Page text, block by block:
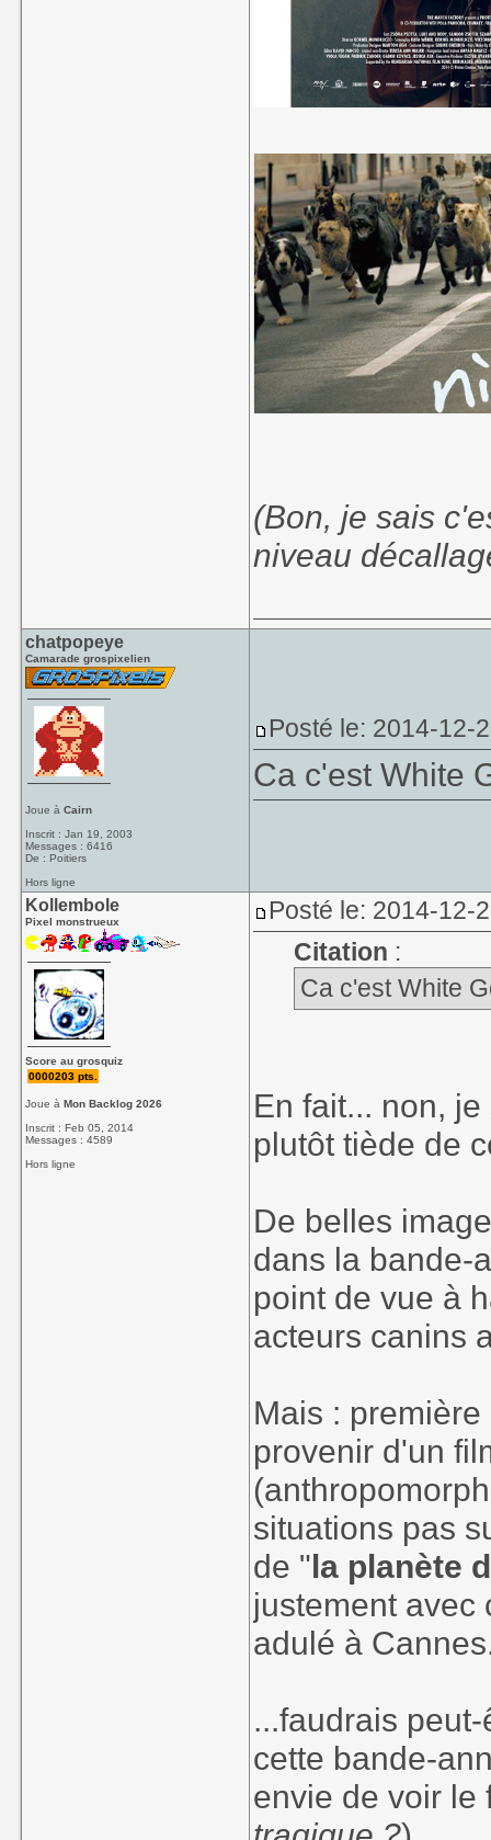
(Bon, je sais
niveau
chatpopeye
Camarade grospixelien
Joue àCairn
Inscrit : Jan 19, 2003
Messages : 6416
De : Poitiers
Hors ligne
Posté le: 2014-12-
Ca c'est White
Kollembole
Pixel monstrueux
Score au grosquiz
0000203 pts.
Joue àMon Backlog 2026
Inscrit : Feb 05, 2014
Messages : 4589
Hors ligne
Posté le: 2014-12-
Citation :
Ca c'est White
En fait... non,
plutôt tiède de
De belles
dans la bande-
point de vue à
acteurs canins
Mais :
provenir d'un
situations pas
de "la planète
justement avec
adulé à
...faudrais
cette bande-
envie de voir le